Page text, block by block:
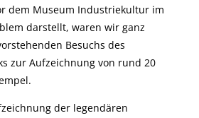
dem Museum Industriekultur im
darstellt, waren wir ganz
Besuchs des
zur Aufzeichnung von rund 20
der legendären